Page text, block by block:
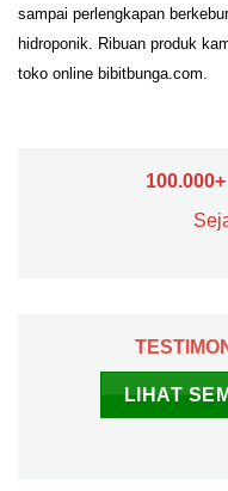
sampai perlengkapan
hidroponik. Ribuan produk
toko online bibitbunga.com.
LIHAT